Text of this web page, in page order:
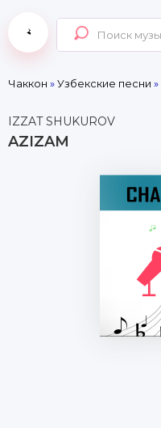
Чаккон »Узбекские песни
IZZAT SHUKUROV
AZIZAM